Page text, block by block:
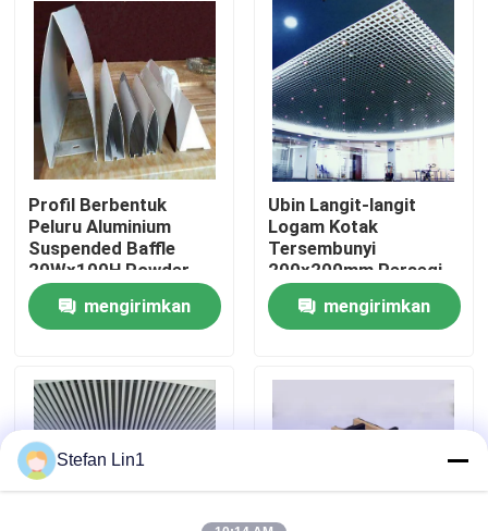
Video
Tentang kami
Tur pabrik
Kontrol Kualitas
Hubungi kami
Berita
Kasus-kasus
Permintaan Penawaran
Profil Berbentuk
Peluru Aluminium
Suspended Baffle
20Wx100H Powder
Coating
mengirimkan
Ubin Langit-langit
Logam Kotak
Tersembunyi
200x200mm Persegi
Atau Tepi Miring
mengirimkan
Stefan Lin1